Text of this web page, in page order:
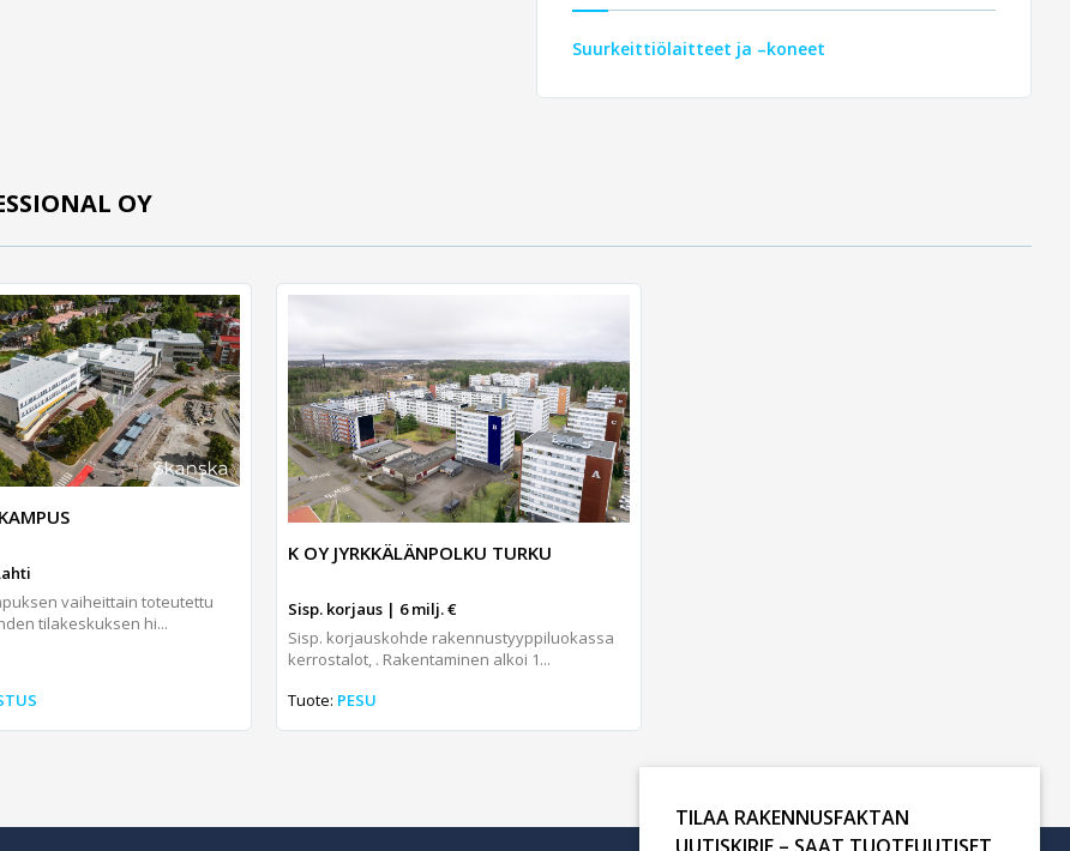
Suurkeittiölaitteet ja –koneet
OY
vaiheittain toteutettu
tilakeskuksen hi...
K OY JYRKKÄLÄNPOLKU TURKU
Sisp. korjaus | 6 milj. €
Sisp. korjauskohde rakennustyyppiluokassa
kerrostalot, . Rakentaminen alkoi 1...
Tuote: PESU
TILAA RAKENNUSFAKTAN